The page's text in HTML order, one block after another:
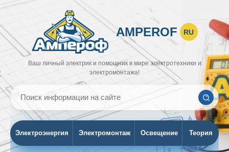
AMPEROF RU
Ваш личный электрик и помощник в мире электротехники и
электромонтажа!
Электроэнергия Электромонтаж Освещение Теория